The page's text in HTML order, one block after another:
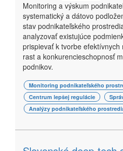
Monitoring a výskum
systematický a dátovo
stav podnikateľského
analyzovať existujúce
prispievať k tvorbe
rast a konkurencieschopnosť
podnikov.
Monitoring podnikateľského
Centrum lepšej regulácie
Analýzy podnikateľského